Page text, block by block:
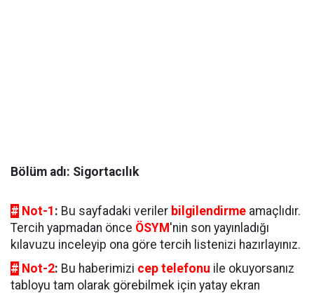
Bölüm adı: Sigortacılık
# Not-1 : Bu sayfadaki veriler bilgilendirme amaçlıdır.
Tercih yapmadan önce ÖSYM 'nin son yayınladığı
kılavuzu inceleyip ona göre tercih listenizi hazırlayınız.
# Not-2: Bu haberimizi cep telefonu ile okuyorsanız
tabloyu tam olarak görebilmek için yatay ekran